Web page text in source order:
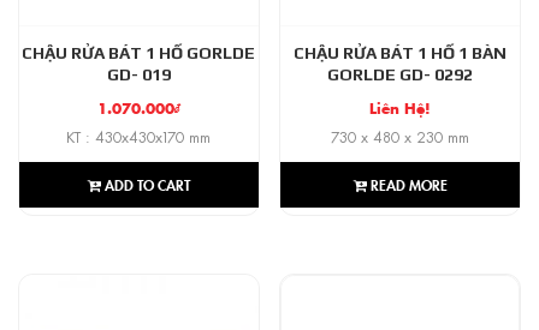
CHẬU RỬA BÁT 1 HỐ GORLDE
GD- 019
1.070.000₫
KT : 430x430x170 mm
ADD TO CART
CHẬU RỬA BÁT 1 HỐ 1 BÀN
GORLDE GD- 0292
Liên Hệ!
730 x 480 x 230 mm
READ MORE